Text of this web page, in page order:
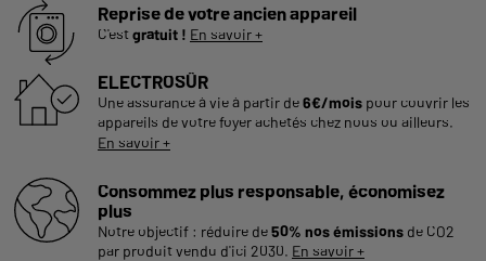
Reprise de votre ancien appareil
C'estgratuit ! En savoir +
ELECTROSÛR
Une assurance à vie à partir de6€/mois pour couvrir les
appareils de votre foyer achetés chez nous ou ailleurs.
En savoir +
Consommez plus responsable, économisez
plus
Notre objectif : réduire de50% nos émissions de CO2
par produit vendu d'ici 2030. En savoir +